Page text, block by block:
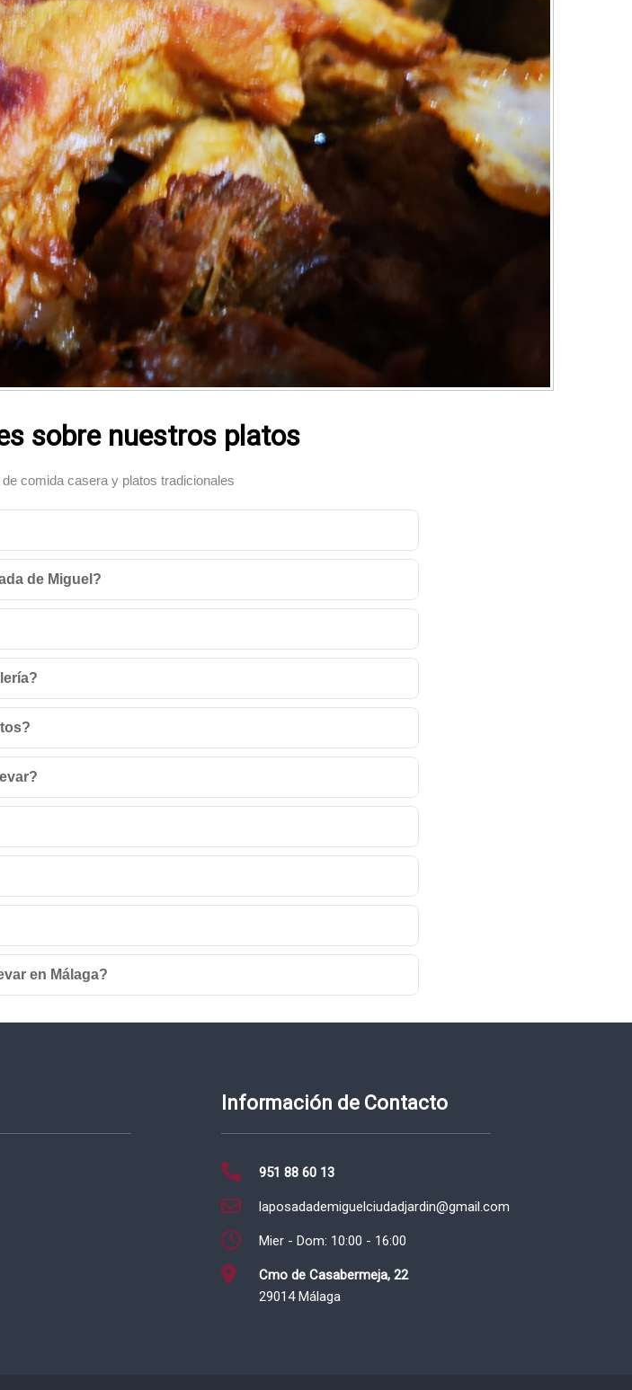
sobre nuestros platos
comida casera y platos tradicionales
de Miguel?
en Málaga?
Información de Contacto
951 88 60 13
laposadademiguelciudadjardin@gmail.com
Mier - Dom: 10:00 - 16:00
Cmo de Casabermeja, 22
29014 Málaga